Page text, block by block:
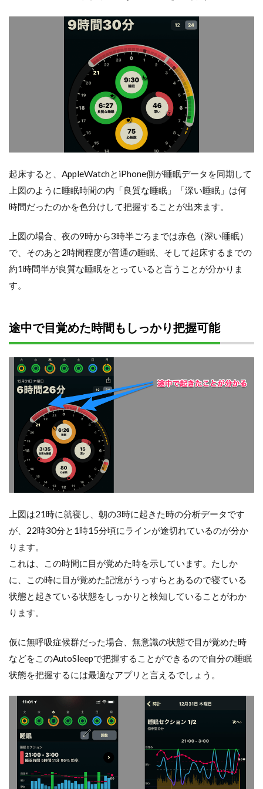
起床すると、AppleWatchとiPhone側が睡眠データを同期して
上図のように睡眠時間の内「良質な睡眠」「深い睡眠」は何
時間だったのかを色分けして把握することが出来ます。
上図の場合、夜の9時から3時半ごろまでは赤色（深い睡眠）
で、そのあと2時間程度が普通の睡眠、そして起床するまでの
約1時間半が良質な睡眠をとっていると言うことが分かりま
す。
途中で目覚めた時間もしっかり把握可能
上図は21時に就寝し、朝の3時に起きた時の分析データです
が、22時30分と1時15分頃にラインが途切れているのが分か
ります。
これは、この時間に目が覚めた時を示しています。たしか
に、この時に目が覚めた記憶がうっすらとあるので寝ている
状態と起きている状態をしっかりと検知していることがわか
ります。
仮に無呼吸症候群だった場合、無意識の状態で目が覚めた時
などをこのAutoSleepで把握することができるので自分の睡眠
状態を把握するには最適なアプリと言えるでしょう。